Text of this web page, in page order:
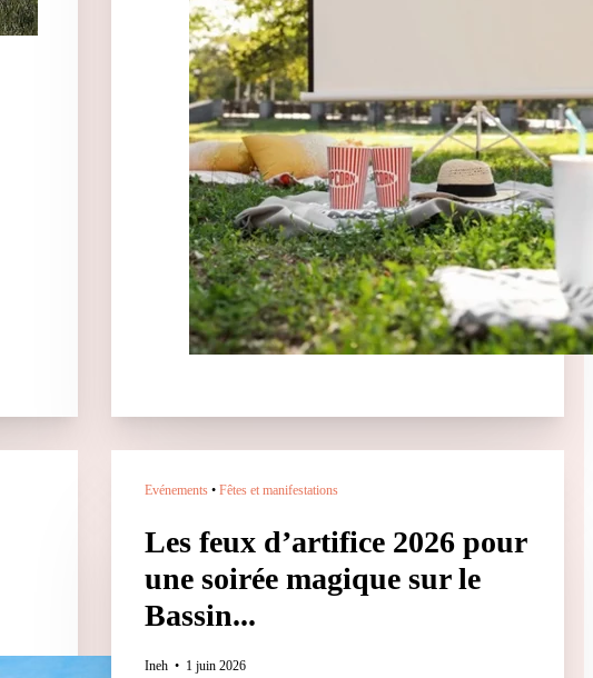
Evénements •Fêtes et manifestations
Les feux d’artifice 2026 pour
une soirée magique sur le
Bassin...
Ineh 1 juin 2026